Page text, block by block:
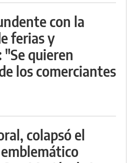
con la
ferias y
quieren
los comerciantes
colapsó el